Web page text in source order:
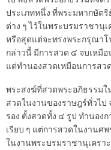
ประเภทหนึ่ง ที่พระมหากษัต
ต่าง ๆ ไว้ในพระบรมราชานุ
หรือสุดแต่จะทรงพระกรุณาโ
กล่าวนี้ มีการสวด ๔ จบเหมื
แต่ทำนองสวดเหมือนการสว
พระสงฆ์ที่สวดพระอภิธรรมใ
สวดในงานของราษฎร์ทั่วไป
รอง ตั้งสวดทั้ง ๔ รูป ทำนอง
เรียบ ๆ แต่การสวดในงานศ
ในงานพระบรมราชานุเครา